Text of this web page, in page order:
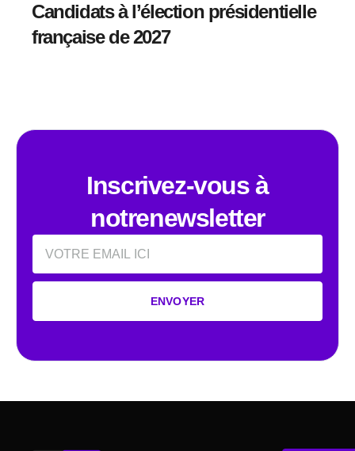
Candidats à l’élection présidentielle
française de 2027
Inscrivez-vous à
notrenewsletter
Email
ENVOYER